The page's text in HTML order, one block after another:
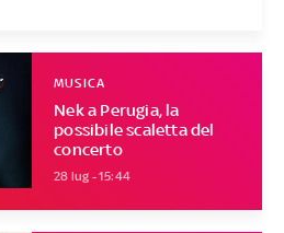
Nek a Perugia, la
possibile scaletta del
concerto
MUSICA
28 lug - 15:44